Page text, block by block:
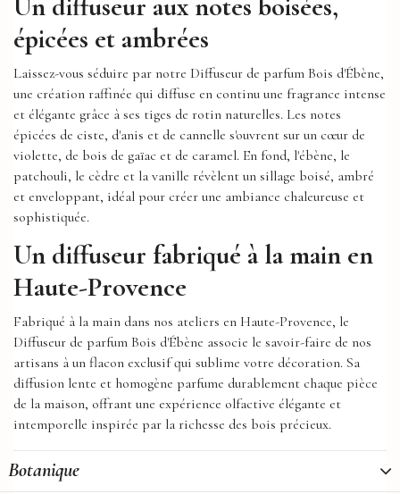
Un diffuseur aux notes boisées,
épicées et ambrées
Laissez-vous séduire par notre Diffuseur de parfum Bois d'Ébène,
une création raffinée qui diffuse en continu une fragrance intense
et élégante grâce à ses tiges de rotin naturelles. Les notes
épicées de ciste, d'anis et de cannelle s'ouvrent sur un cœur de
violette, de bois de gaïac et de caramel. En fond, l'ébène, le
patchouli, le cèdre et la vanille révèlent un sillage boisé, ambré
et enveloppant, idéal pour créer une ambiance chaleureuse et
sophistiquée.
Un diffuseur fabriqué à la main en
Haute-Provence
Fabriqué à la main dans nos ateliers en Haute-Provence, le
Diffuseur de parfum Bois d'Ébène associe le savoir-faire de nos
artisans à un flacon exclusif qui sublime votre décoration. Sa
diffusion lente et homogène parfume durablement chaque pièce
de la maison, offrant une expérience olfactive élégante et
intemporelle inspirée par la richesse des bois précieux.
Botanique